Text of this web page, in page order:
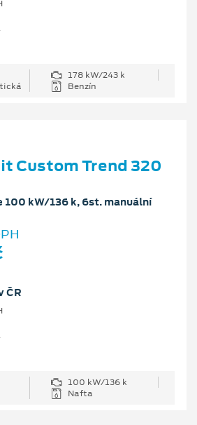
178 kW/243 k
Benzín
Custom Trend 320
100 kW/136 k, 6st. manuální
ČR
100 kW/136 k
Nafta